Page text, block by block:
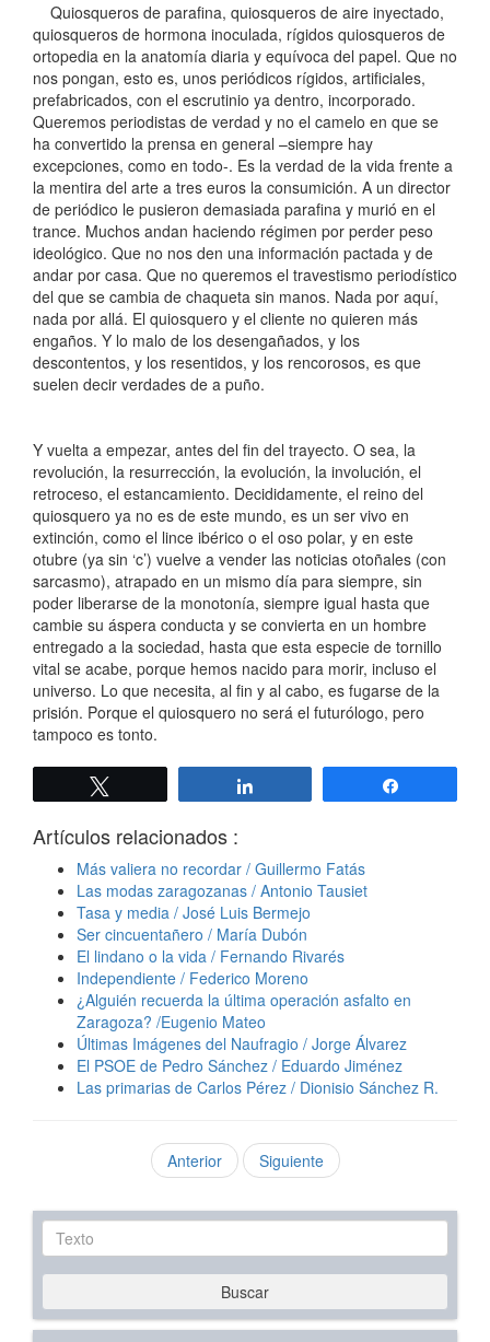
Quiosqueros de parafina, quiosqueros de aire inyectado,
quiosqueros de hormona inoculada, rígidos quiosqueros de
ortopedia en la anatomía diaria y equívoca del papel. Que no
nos pongan, esto es, unos periódicos rígidos, artificiales,
prefabricados, con el escrutinio ya dentro, incorporado.
Queremos periodistas de verdad y no el camelo en que se
ha convertido la prensa en general –siempre hay
excepciones, como en todo-. Es la verdad de la vida frente a
la mentira del arte a tres euros la consumición. A un director
de periódico le pusieron demasiada parafina y murió en el
trance. Muchos andan haciendo régimen por perder peso
ideológico. Que no nos den una información pactada y de
andar por casa. Que no queremos el travestismo periodístico
del que se cambia de chaqueta sin manos. Nada por aquí,
nada por allá. El quiosquero y el cliente no quieren más
engaños. Y lo malo de los desengañados, y los
descontentos, y los resentidos, y los rencorosos, es que
suelen decir verdades de a puño.
Y vuelta a empezar, antes del fin del trayecto. O sea, la
revolución, la resurrección, la evolución, la involución, el
retroceso, el estancamiento. Decididamente, el reino del
quiosquero ya no es de este mundo, es un ser vivo en
extinción, como el lince ibérico o el oso polar, y en este
otubre (ya sin ‘c’) vuelve a vender las noticias otoñales (con
sarcasmo), atrapado en un mismo día para siempre, sin
poder liberarse de la monotonía, siempre igual hasta que
cambie su áspera conducta y se convierta en un hombre
entregado a la sociedad, hasta que esta especie de tornillo
vital se acabe, porque hemos nacido para morir, incluso el
universo. Lo que necesita, al fin y al cabo, es fugarse de la
prisión. Porque el quiosquero no será el futurólogo, pero
tampoco es tonto.
Artículos relacionados :
Más valiera no recordar / Guillermo Fatás
Las modas zaragozanas / Antonio Tausiet
Tasa y media / José Luis Bermejo
Ser cincuentañero / María Dubón
El lindano o la vida / Fernando Rivarés
Independiente / Federico Moreno
¿Alguién recuerda la última operación asfalto en
Zaragoza? /Eugenio Mateo
Últimas Imágenes del Naufragio / Jorge Álvarez
El PSOE de Pedro Sánchez / Eduardo Jiménez
Las primarias de Carlos Pérez / Dionisio Sánchez R.
Anterior Siguiente
Texto
Buscar